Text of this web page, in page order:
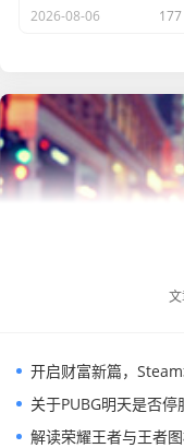
2026-08-06
开启财富新篇，
关于PUBG明天是否
解读荣耀王者与王者